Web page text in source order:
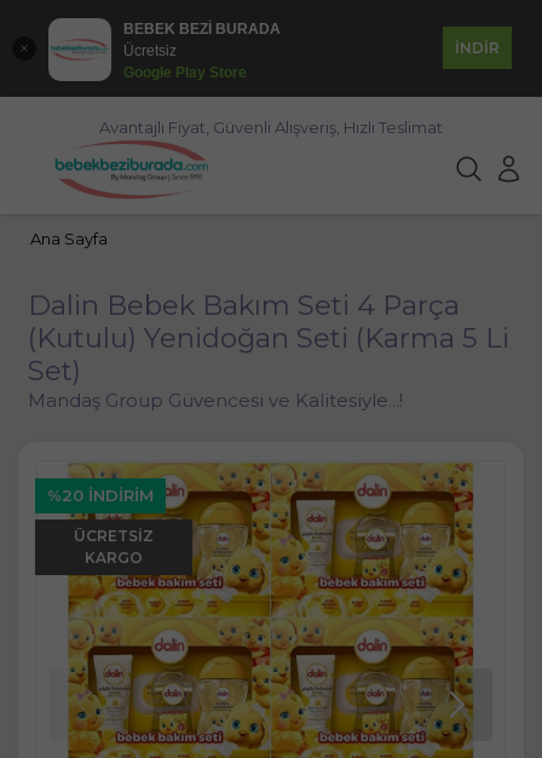
BEBEK BEZİ BURADA
Ücretsiz
Google Play Store
İNDİR
Avantajlı Fiyat, Güvenli Alışveriş, Hızlı Teslimat
Ana Sayfa
Dalin Bebek Bakım Seti 4 Parça
(Kutulu) Yenidoğan Seti (Karma 5 Li
Set)
Mandaş Group Güvencesi ve Kalitesiyle...!
%20 İNDIRIM
ÜCRETSIZ
KARGO